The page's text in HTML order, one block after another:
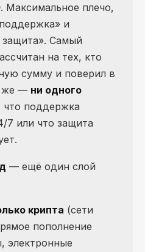
. Максимальное плечо,
и
защита». Самый
на тех, кто
сумму и поверил в
же — ни одного
что поддержка
7 или что защита
— ещё один слой
крипта (сети
пополнение
электронные